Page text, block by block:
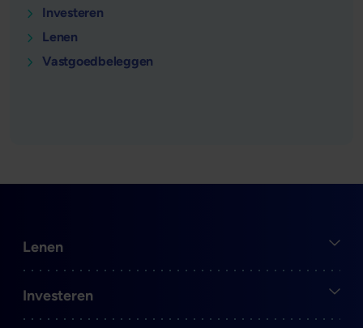
Investeren
Lenen
Vastgoedbeleggen
Open
Lenen
Open
Investeren